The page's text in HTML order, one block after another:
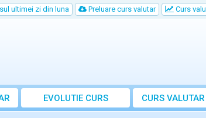
ultimei zi din luna Preluare curs valutar Curs
EVOLUTIE CURS CURS VALUTAR